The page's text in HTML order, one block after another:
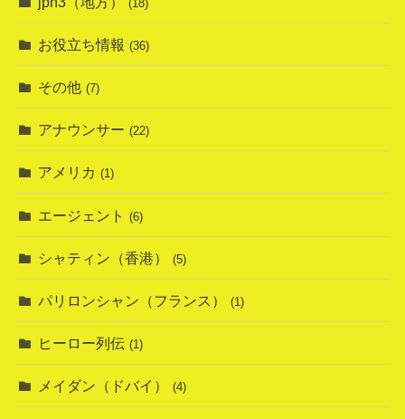
(18)
お役立ち情報 (36)
その他 (7)
アナウンサー (22)
アメリカ (1)
エージェント (6)
シャティン（香港） (5)
パリロンシャン（フランス） (1)
ヒーロー列伝 (1)
メイダン（ドバイ） (4)